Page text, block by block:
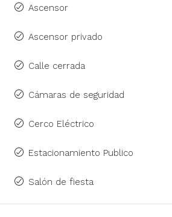
Ascensor
Ascensor privado
Calle cerrada
Cámaras de seguridad
Cerco Eléctrico
Estacionamiento Publico
Salón de fiesta